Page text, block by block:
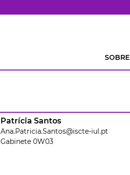
SOBRE
Patrícia Santos
Ana.Patricia.Santos@iscte-iul.pt
Gabinete 0W03